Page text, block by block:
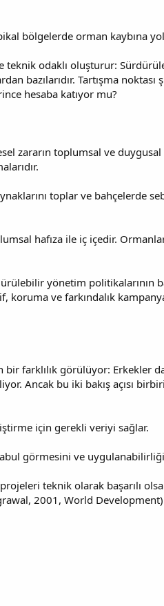
bölgelerde orman kaybına
teknik odaklı oluşturur:
bazılarıdır. Tartışma
hesaba katıyor mu?
zararın toplumsal ve duygusal
toplar ve bahçelerde
hafıza ile iç içedir.
yönetim politikalarının
koruma ve farkındalık
bir farklılık görülüyor:
Ancak bu iki bakış açısı
için gerekli veriyi sağlar.
görmesini ve
teknik olarak başarılı
2001, World